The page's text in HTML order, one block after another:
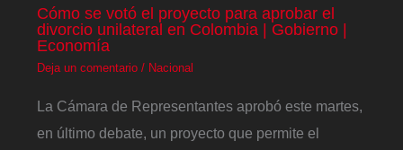
Cómo se votó el proyecto para aprobar el
divorcio unilateral en Colombia | Gobierno |
Economía
Deja un comentario / Nacional
La Cámara de Representantes aprobó este martes,
en último debate, un proyecto que permite el